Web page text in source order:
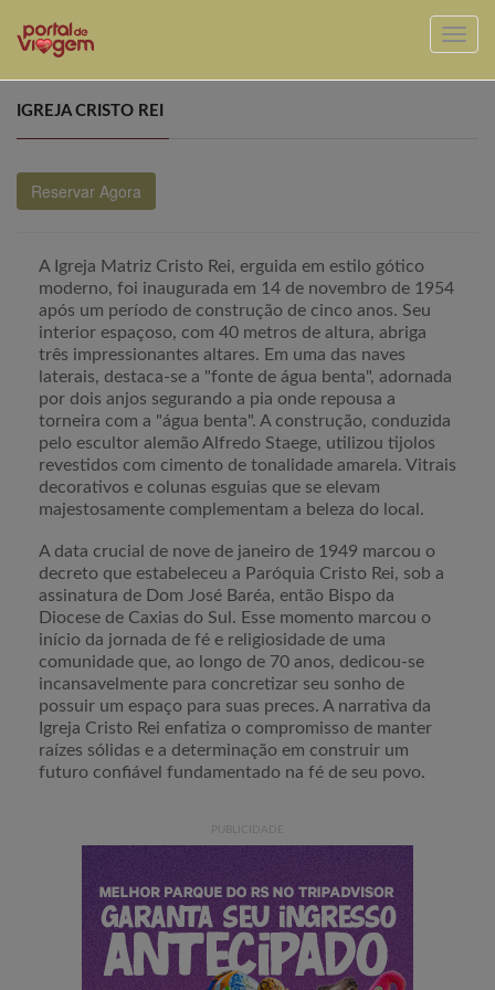
IGREJA CRISTO REI
Reservar Agora
A Igreja Matriz Cristo Rei, erguida em estilo gótico
moderno, foi inaugurada em 14 de novembro de 1954
após um período de construção de cinco anos. Seu
interior espaçoso, com 40 metros de altura, abriga
três impressionantes altares. Em uma das naves
laterais, destaca-se a "fonte de água benta", adornada
por dois anjos segurando a pia onde repousa a
torneira com a "água benta". A construção, conduzida
pelo escultor alemão Alfredo Staege, utilizou tijolos
revestidos com cimento de tonalidade amarela. Vitrais
decorativos e colunas esguias que se elevam
majestosamente complementam a beleza do local.
A data crucial de nove de janeiro de 1949 marcou o
decreto que estabeleceu a Paróquia Cristo Rei, sob a
assinatura de Dom José Baréa, então Bispo da
Diocese de Caxias do Sul. Esse momento marcou o
início da jornada de fé e religiosidade de uma
comunidade que, ao longo de 70 anos, dedicou-se
incansavelmente para concretizar seu sonho de
possuir um espaço para suas preces. A narrativa da
Igreja Cristo Rei enfatiza o compromisso de manter
raízes sólidas e a determinação em construir um
futuro confiável fundamentado na fé de seu povo.
PUBLICIDADE